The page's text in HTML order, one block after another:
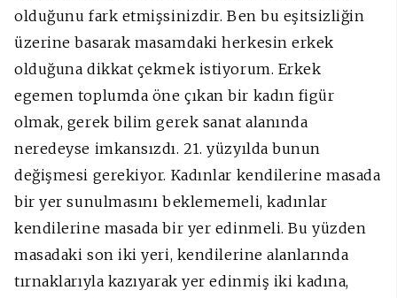
olduğunu fark etmişsinizdir. Ben bu eşitsizliğin
üzerine basarak masamdaki herkesin erkek
olduğuna dikkat çekmek istiyorum. Erkek
egemen toplumda öne çıkan bir kadın figür
olmak, gerek bilim gerek sanat alanında
neredeyse imkansızdı. 21. yüzyılda bunun
değişmesi gerekiyor. Kadınlar kendilerine masada
bir yer sunulmasını beklememeli, kadınlar
kendilerine masada bir yer edinmeli. Bu yüzden
masadaki son iki yeri, kendilerine alanlarında
tırnaklarıyla kazıyarak yer edinmiş iki kadına,